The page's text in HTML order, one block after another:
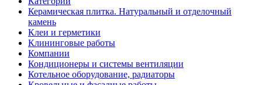
Керамическая плитка. Натуральный и отделочный
камень
Клеи и герметики
Клининговые работы
Компании
Кондиционеры и системы вентиляции
Котельное оборудование, радиаторы